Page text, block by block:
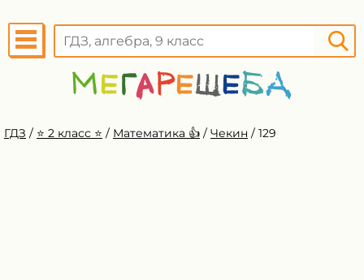
ГДЗ / ⭐️ 2 класс ⭐️ / Математика 👍 / Чекин / 129